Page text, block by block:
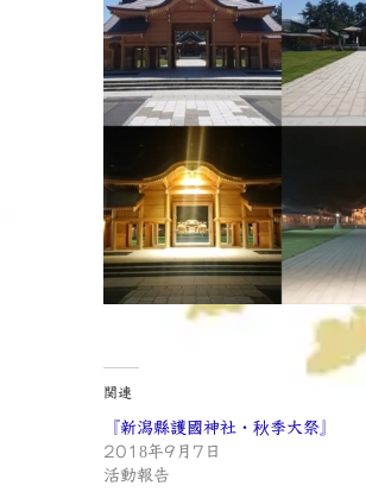
関連
『新潟縣護國神社・秋季大祭』
2018年9月7日
活動報告